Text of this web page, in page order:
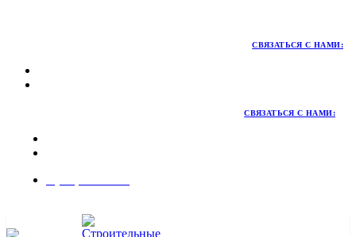
СВЯЗАТЬСЯ С НАМИ:
СВЯЗАТЬСЯ С НАМИ: